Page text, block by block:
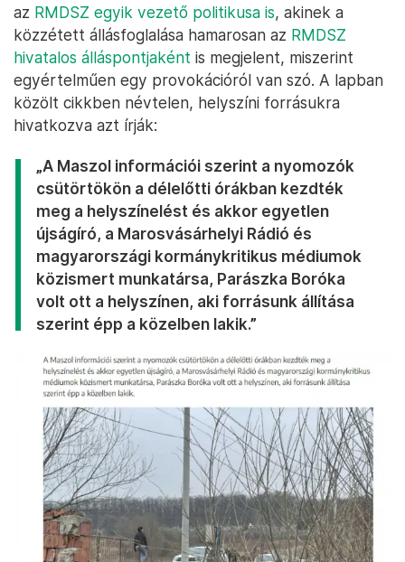
az RMDSZ egyik vezető politikusa is, akinek a
közzétett állásfoglalása hamarosan az RMDSZ
hivatalos álláspontjaként is megjelent, miszerint
egyértelműen egy provokációról van szó. A lapban
közölt cikkben névtelen, helyszíni forrásukra
hivatkozva azt írják:
„A Maszol információi szerint a nyomozók
csütörtökön a délelőtti órákban kezdték
meg a helyszínelést és akkor egyetlen
újságíró, a Marosvásárhelyi Rádió és
magyarországi kormánykritikus médiumok
közismert munkatársa, Parászka Boróka
volt ott a helyszínen, aki forrásunk állítása
szerint épp a közelben lakik.”